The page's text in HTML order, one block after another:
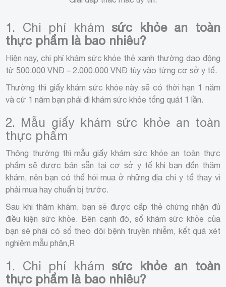
1. Chi phí khám sức khỏe an toàn
thực phẩm là bao nhiêu?
Hiện nay, chi phí khám sức khỏe thẻ xanh thường dao động
từ 500.000 VNĐ – 2.000.000 VNĐ tùy vào từng cơ sở y tế.
Thường thì giấy khám sức khỏe này sẽ có thời hạn 1 năm
và cứ 1 năm bạn phải đi khám sức khỏe tổng quát 1 lần.
2. Mẫu giấy khám sức khỏe an toàn
thực phẩm
Thông thường thì mẫu giấy khám sức khỏe an toàn thực
phẩm sẽ được bán sẵn tại cơ sở y tế khi bạn đến thăm
khám, nên bạn có thể hỏi mua ở những địa chỉ y tế thay vì
phải mua hay chuẩn bị trước.
Sau khi thăm khám, bạn sẽ được cấp thẻ chứng nhận đủ
điều kiện sức khỏe. Bên cạnh đó, sổ khám sức khỏe của
bạn sẽ phải có sổ theo dõi bệnh truyền nhiễm, kết quả xét
nghiệm mẫu phân,R
1. Chi phí khám sức khỏe an toàn
thực phẩm là bao nhiêu?